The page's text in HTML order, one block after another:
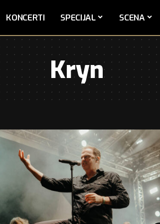
KONCERTI SPECIJAL SCENA
Kryn